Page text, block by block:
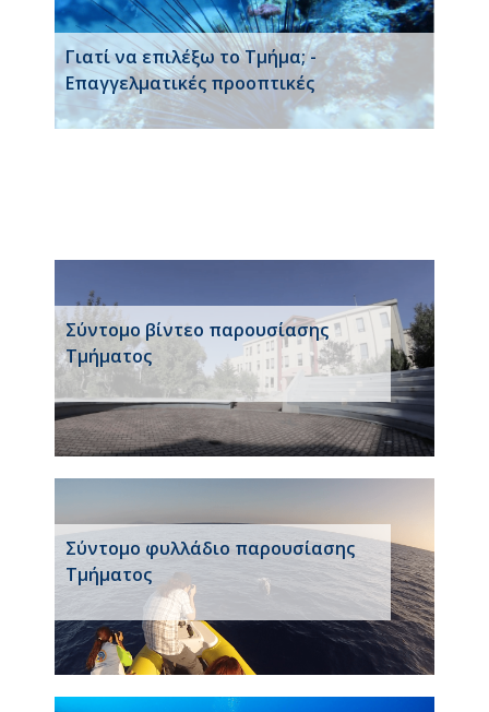
Γιατί να επιλέξω το Τμήμα; -
Επαγγελματικές προοπτικές
Σύντομο βίντεο παρουσίασης
Τμήματος
Σύντομο φυλλάδιο παρουσίασης
Τμήματος